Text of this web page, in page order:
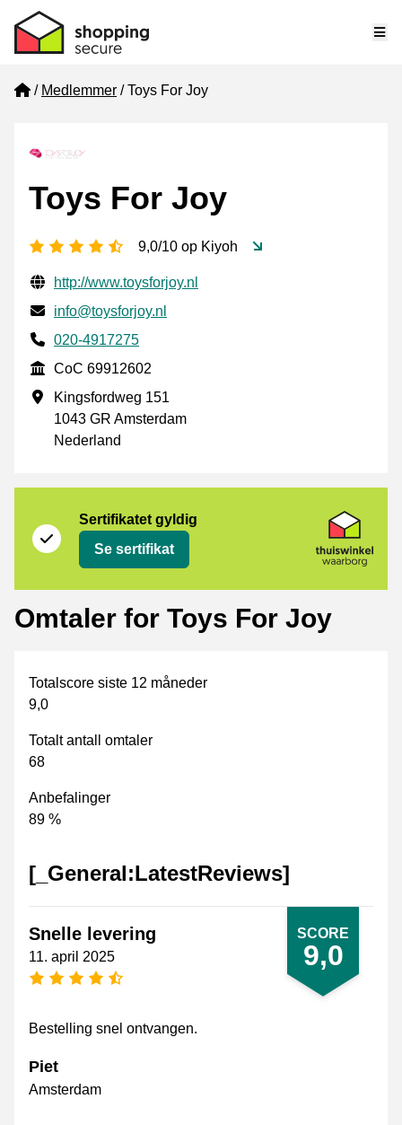
Home
Medlemmer Toys For Joy
Toys For Joy
[_General:NumberOfStarsPluralFormat]
9,0/10 op Kiyoh
Verifisert kontaktinformasjon
Website URL
http://www.toysforjoy.nl
E-post
info@toysforjoy.nl
Phone number
020-4917275
CoC
CoC 69912602
Forretningsadresse
Kingsfordweg 151
1043 GR Amsterdam
Nederland
Sertifikatet gyldig
Se sertifikat
Omtaler for Toys For Joy
Totalscore siste 12 måneder
9,0
Totalt antall omtaler
68
Anbefalinger
89 %
[_General:LatestReviews]
SCORE
9,0
Snelle levering
11. april 2025
[_General:NumberOfStarsPluralFormat]
Bestelling snel ontvangen.
Piet
Amsterdam